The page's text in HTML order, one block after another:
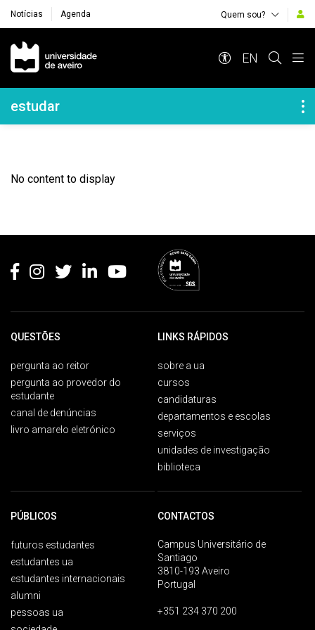
Notícias Agenda Quem sou?
Navegação Principal
EN
Navegação Lateral
estudar
No content to display
QUESTÕES
pergunta ao reitor
pergunta ao provedor do
estudante
canal de denúncias
livro amarelo eletrónico
LINKS RÁPIDOS
sobre a ua
cursos
candidaturas
departamentos e escolas
serviços
unidades de investigação
biblioteca
PÚBLICOS
futuros estudantes
estudantes ua
estudantes internacionais
alumni
pessoas ua
CONTACTOS
Campus Universitário de
Santiago
3810-193 Aveiro
Portugal
+351 234 370 200